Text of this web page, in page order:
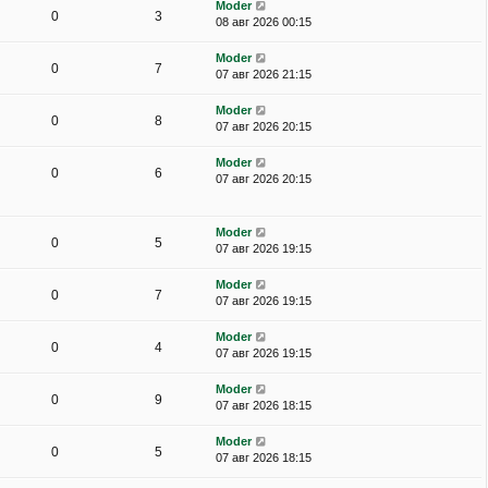
0 3
Moder
08 авг 2026 00:15
0 7
Moder
07 авг 2026 21:15
0 8
Moder
07 авг 2026 20:15
0 6
Moder
07 авг 2026 20:15
0 5
Moder
07 авг 2026 19:15
0 7
Moder
07 авг 2026 19:15
0 4
Moder
07 авг 2026 19:15
0 9
Moder
07 авг 2026 18:15
0 5
Moder
07 авг 2026 18:15